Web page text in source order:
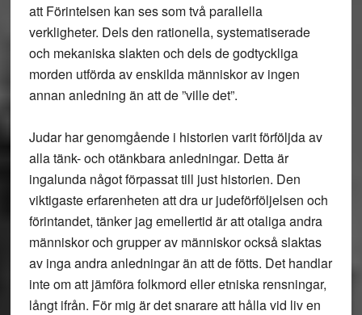
att Förintelsen kan ses som två parallella
verkligheter. Dels den rationella, systematiserade
och mekaniska slakten och dels de godtyckliga
morden utförda av enskilda människor av ingen
annan anledning än att de ”ville det”.
Judar har genomgående i historien varit förföljda av
alla tänk- och otänkbara anledningar. Detta är
ingalunda något förpassat till just historien. Den
viktigaste erfarenheten att dra ur judeförföljelsen och
förintandet, tänker jag emellertid är att otaliga andra
människor och grupper av människor också slaktas
av inga andra anledningar än att de fötts. Det handlar
inte om att jämföra folkmord eller etniska rensningar,
långt ifrån. För mig är det snarare att hålla vid liv en